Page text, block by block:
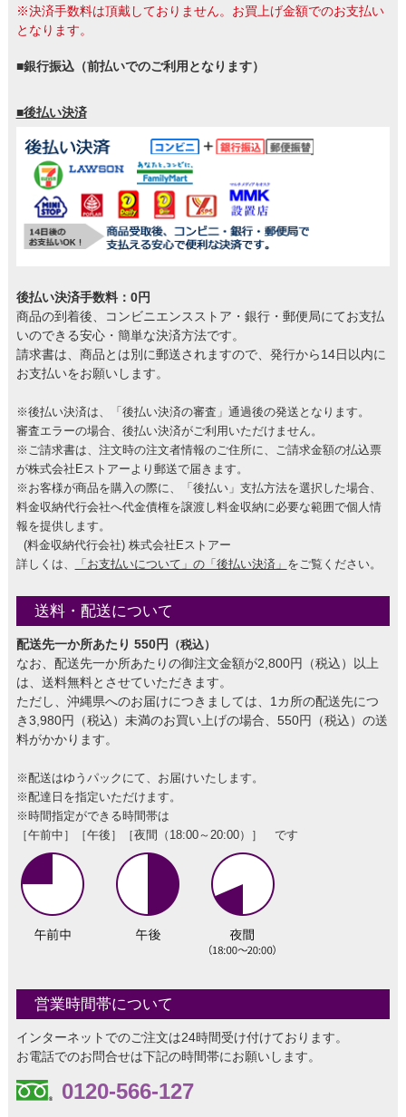
※決済手数料は頂戴しておりません。お買上げ金額でのお支払い
となります。
■銀行振込（前払いでのご利用となります）
■後払い決済
後払い決済手数料：0円
商品の到着後、コンビニエンスストア・銀行・郵便局にてお支払
いのできる安心・簡単な決済方法です。
請求書は、商品とは別に郵送されますので、発行から14日以内に
お支払いをお願いします。
※後払い決済は、「後払い決済の審査」通過後の発送となります。
審査エラーの場合、後払い決済がご利用いただけません。
※ご請求書は、注文時の注文者情報のご住所に、ご請求金額の払込票
が株式会社Eストアーより郵送で届きます。
※お客様が商品を購入の際に、「後払い」支払方法を選択した場合、
料金収納代行会社へ代金債権を譲渡し料金収納に必要な範囲で個人情
報を提供します。
(料金収納代行会社) 株式会社Eストアー
詳しくは、
「お支払いについて」の「後払い決済」 をご覧ください。
送料・配送について
配送先一か所あたり 550円 （税込）
なお、配送先一か所あたりの御注文金額が2,800円（税込）以上
は、送料無料とさせていただきます。
ただし、沖縄県へのお届けにつきましては、1カ所の配送先につ
き3,980円（税込）未満のお買い上げの場合、550円（税込）の送
料がかかります。
※配送はゆうパックにて、お届けいたします。
※配達日を指定いただけます。
※時間指定ができる時間帯は
［午前中］［午後］［夜間（18:00～20:00）］ です
営業時間帯について
インターネットでのご注文は24時間受け付けております。
お電話でのお問合せは下記の時間帯にお願いします。
0120-566-127